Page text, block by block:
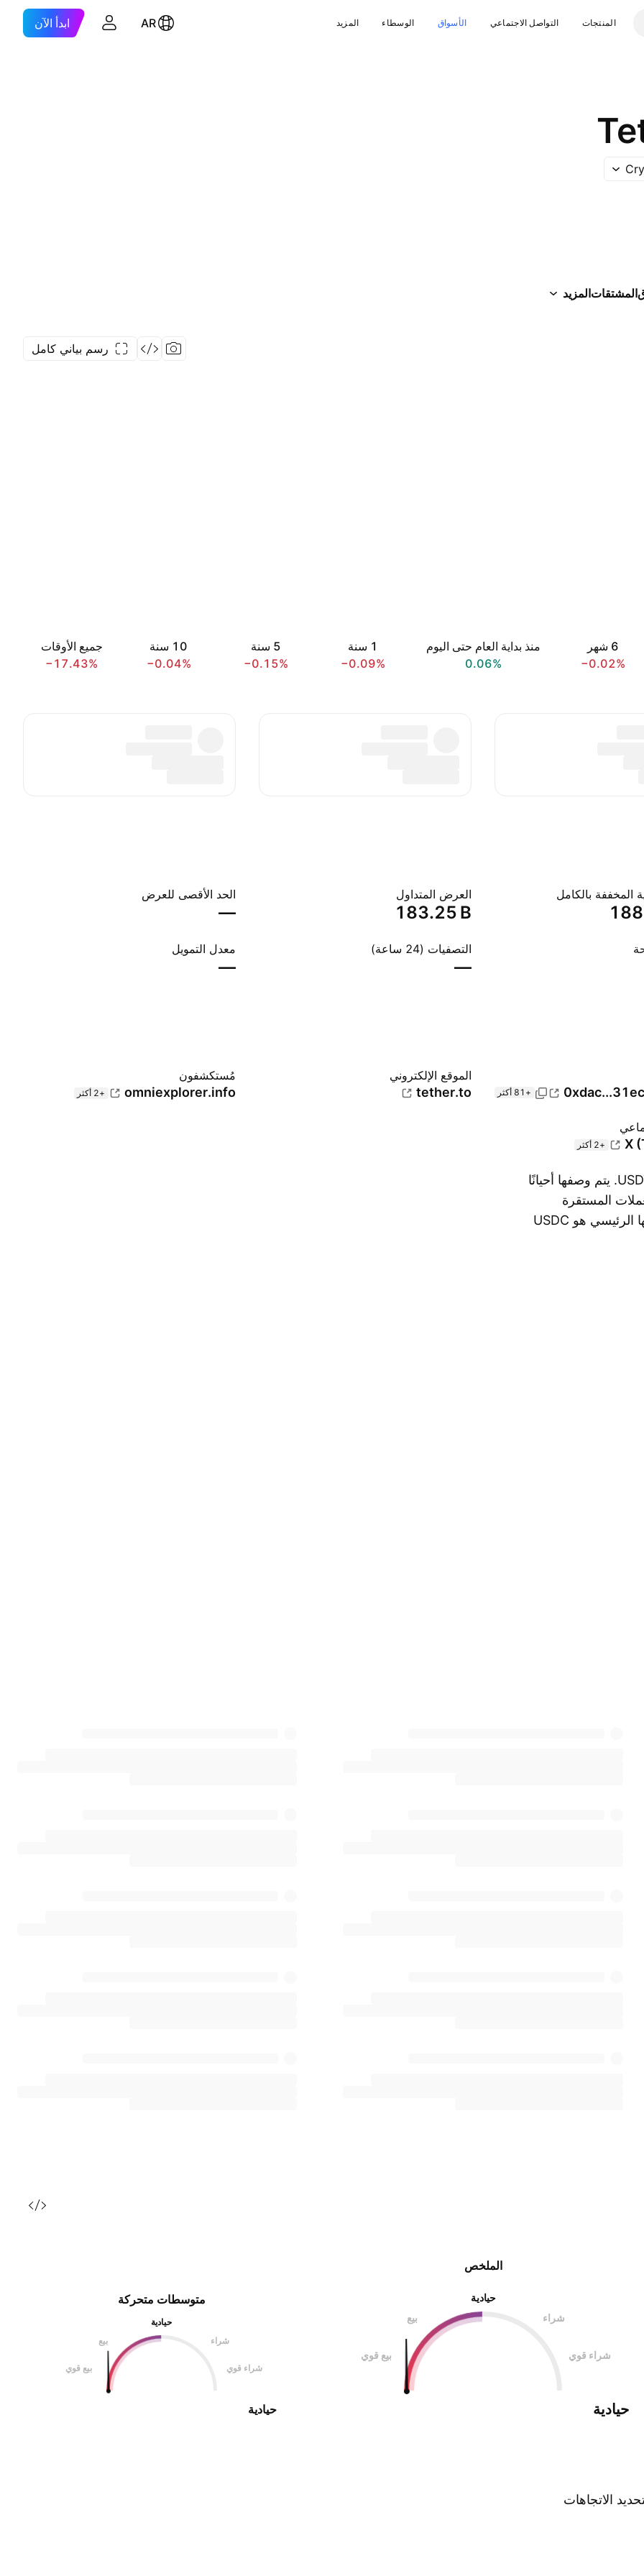
المنتجات التواصل الاجتماعي الأسواق الوسطاء المزيد AR ابدأ الآن
المشتقاتالمزيد
رسم بياني كامل
‎6‎ شهر
−0.02%
منذ بداية العام حتى اليوم
0.06%
‎1‎ سنة
−0.09%
‎5‎ سنة
−0.15%
‎10‎ سنة
−0.04%
جميع الأوقات
−17.43%
المخففة بالكامل العرض المتداول
‪183.25 B‬
الحد الأقصى للعرض
—
التصفيات (24 ساعة)
—
معدل التمويل
—
+81 أكثر
الموقع الإلكتروني
tether.to
مُستكشفون
omniexplorer.info +2 أكثر
X +2 أكثر
تدير تيثر أكبر عملة مستقرة في عالم العملات الرقمية - USDT. يتم وصفها أحيانًا
المستقرة
المرتبطة بالدولار والعملات الرقمية شديدة التقلب. منافسها الرئيسي هو USDC
الملخص
حيادية
بيع
شراء
بيع قوي شراء قوي
حيادية
متوسطات متحركة
حيادية
بيع
شراء
بيع قوي شراء قوي
حيادية
الاتجاهات